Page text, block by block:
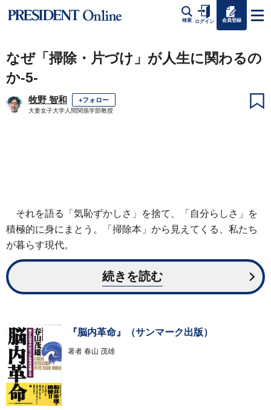
検索 ログイン 会員登録
なぜ「掃除・片づけ」が人生に関わるの
か-5-
牧野 智和 +フォロー
大妻女子大学人間関係学部教授
それを語る「気恥ずかしさ」を捨て、「自分らしさ」を
積極的に身にまとう。「掃除本」から見えてくる、私たち
が暮らす現代。
続きを読む
『脳内革命』（サンマーク出版）
著者 春山 茂雄